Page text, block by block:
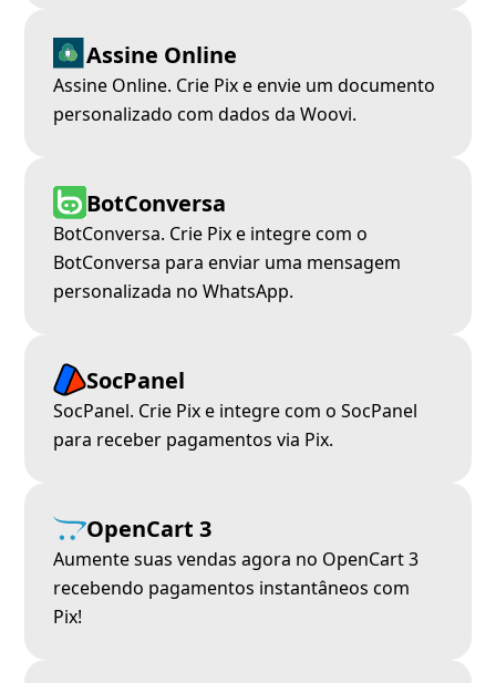
Assine Online
Assine Online. Crie Pix e envie um documento
personalizado com dados da Woovi.
BotConversa
BotConversa. Crie Pix e integre com o
BotConversa para enviar uma mensagem
personalizada no WhatsApp.
SocPanel
SocPanel. Crie Pix e integre com o SocPanel
para receber pagamentos via Pix.
OpenCart 3
Aumente suas vendas agora no OpenCart 3
recebendo pagamentos instantâneos com
Pix!